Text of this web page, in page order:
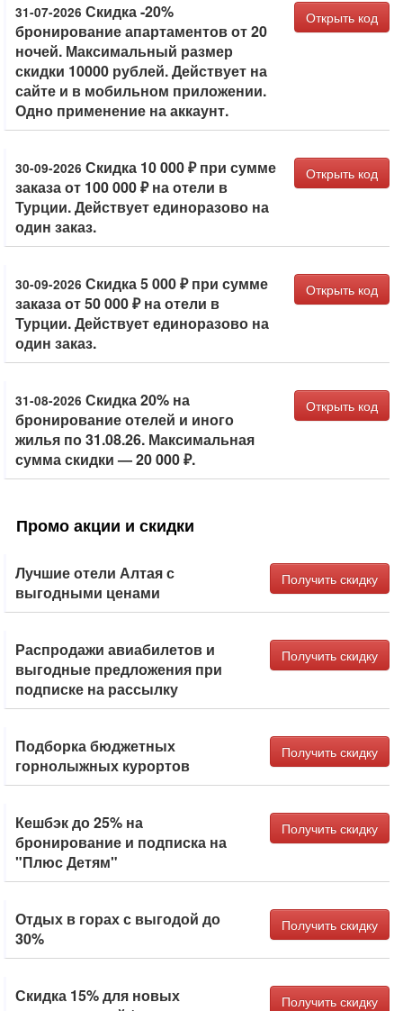
31-07-2026 Скидка -20%
бронирование апартаментов от 20
ночей. Максимальный размер
скидки 10000 рублей. Действует на
сайте и в мобильном приложении.
Одно применение на аккаунт.
Открыть код
30-09-2026 Скидка 10 000 ₽ при сумме
заказа от 100 000 ₽ на отели в
Турции. Действует единоразово на
один заказ.
Открыть код
30-09-2026 Скидка 5 000 ₽ при сумме
заказа от 50 000 ₽ на отели в
Турции. Действует единоразово на
один заказ.
Открыть код
31-08-2026 Скидка 20% на
бронирование отелей и иного
жилья по 31.08.26. Максимальная
сумма скидки — 20 000 ₽.
Открыть код
Промо акции и скидки
Лучшие отели Алтая с
выгодными ценами
Получить скидку
Распродажи авиабилетов и
выгодные предложения при
подписке на рассылку
Получить скидку
Подборка бюджетных
горнолыжных курортов
Получить скидку
Кешбэк до 25% на
бронирование и подписка на
"Плюс Детям"
Получить скидку
Отдых в горах с выгодой до
30%
Получить скидку
Скидка 15% для новых
Получить скидку